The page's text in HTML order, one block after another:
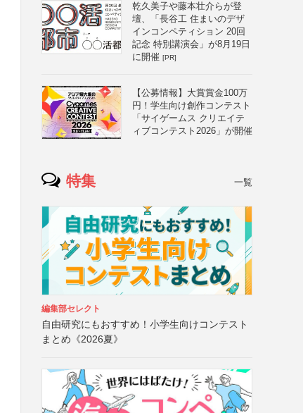
乾久美子や藤本壮介らが登
壇、「長谷工 住まいのデザ
インコンペティション 20回
記念 特別講演会」が8月19日
に開催 [PR]
【公募情報】大賞賞金100万
円！学生向け創作コンテスト
「サイゲームス クリエイテ
ィブコンテスト2026」が開催
特集 一覧
編集部セレクト
自由研究にもおすすめ！小学生向けコンテスト
まとめ《2026夏》